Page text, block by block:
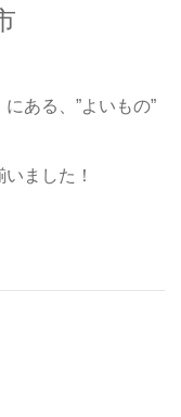
ある、”よいもの”
ました！